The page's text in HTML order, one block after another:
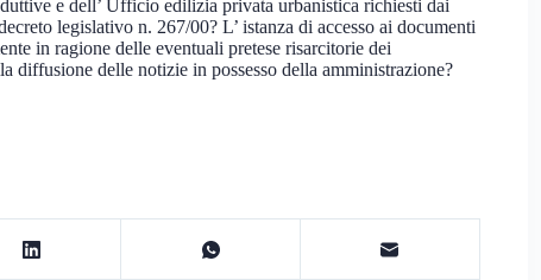
e dell’ Ufficio edilizia privata urbanistica richiesti dai
legislativo n. 267/00? L’ istanza di accesso ai documenti
in ragione delle eventuali pretese risarcitorie dei
diffusione delle notizie in possesso della amministrazione?